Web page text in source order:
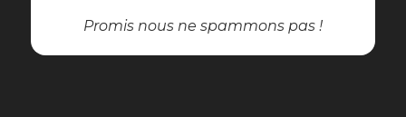
Promis nous ne spammons pas !